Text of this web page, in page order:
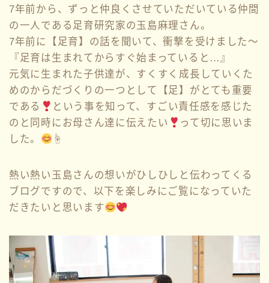
7年前から、ずっと仲良くさせていただいている仲間
の一人である足育研究家の玉島麻理さん。
7年前に【足育】の話を聞いて、衝撃を受けました〜
『足育は生まれてからすぐ始まっていると…』
元気に生まれた子供達が、すくすく成長していくた
めのからだづくりの一つとして【足】がとても重要
である
という事を知って、すごい責任感を感じた
のと同時にお母さん達に伝えたい
って切に思いま
した。
☝
熱い熱い玉島さんの想いがひしひしと伝わってくる
ブログですので、以下を楽しみにご覧になっていた
だきたいと思います